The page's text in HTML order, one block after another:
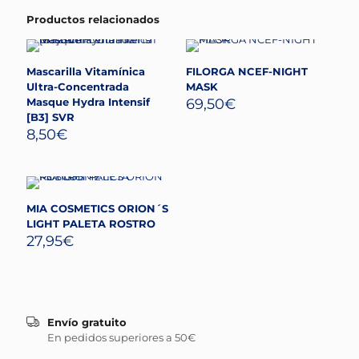
Productos relacionados
Mascarilla Vitamínica
Ultra-Concentrada
Masque Hydra Intensif
[B3] SVR
8,50€
FILORGA NCEF-NIGHT
MASK
69,50€
MIA COSMETICS ORION´S
LIGHT PALETA ROSTRO
27,95€
Envío gratuito
En pedidos superiores a 50€